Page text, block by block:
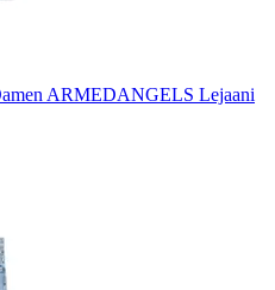
ARMEDANGELS Lejaani